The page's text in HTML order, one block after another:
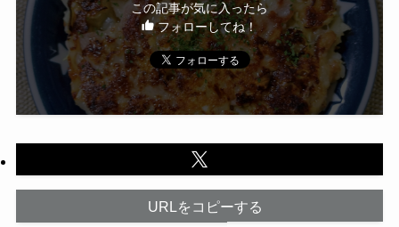
この記事が気に入ったら
フォローしてね！
URLをコピーする